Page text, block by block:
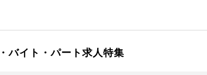
バイト・パート求人特集